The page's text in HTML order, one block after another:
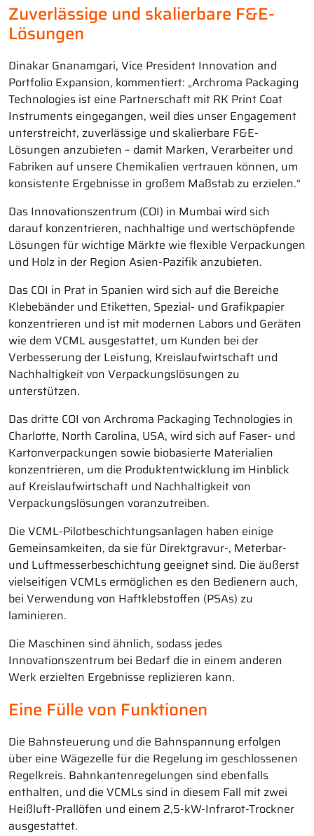
Zuverlässige und skalierbare F&E-
Lösungen
Dinakar Gnanamgari, Vice President Innovation and
Portfolio Expansion, kommentiert: „Archroma Packaging
Technologies ist eine Partnerschaft mit RK Print Coat
Instruments eingegangen, weil dies unser Engagement
unterstreicht, zuverlässige und skalierbare F&E-
Lösungen anzubieten – damit Marken, Verarbeiter und
Fabriken auf unsere Chemikalien vertrauen können, um
konsistente Ergebnisse in großem Maßstab zu erzielen.“
Das Innovationszentrum (COI) in Mumbai wird sich
darauf konzentrieren, nachhaltige und wertschöpfende
Lösungen für wichtige Märkte wie flexible Verpackungen
und Holz in der Region Asien-Pazifik anzubieten.
Das COI in Prat in Spanien wird sich auf die Bereiche
Klebebänder und Etiketten, Spezial- und Grafikpapier
konzentrieren und ist mit modernen Labors und Geräten
wie dem VCML ausgestattet, um Kunden bei der
Verbesserung der Leistung, Kreislaufwirtschaft und
Nachhaltigkeit von Verpackungslösungen zu
unterstützen.
Das dritte COI von Archroma Packaging Technologies in
Charlotte, North Carolina, USA, wird sich auf Faser- und
Kartonverpackungen sowie biobasierte Materialien
konzentrieren, um die Produktentwicklung im Hinblick
auf Kreislaufwirtschaft und Nachhaltigkeit von
Verpackungslösungen voranzutreiben.
Die VCML-Pilotbeschichtungsanlagen haben einige
Gemeinsamkeiten, da sie für Direktgravur-, Meterbar-
und Luftmesserbeschichtung geeignet sind. Die äußerst
vielseitigen VCMLs ermöglichen es den Bedienern auch,
bei Verwendung von Haftklebstoffen (PSAs) zu
laminieren.
Die Maschinen sind ähnlich, sodass jedes
Innovationszentrum bei Bedarf die in einem anderen
Werk erzielten Ergebnisse replizieren kann.
Eine Fülle von Funktionen
Die Bahnsteuerung und die Bahnspannung erfolgen
über eine Wägezelle für die Regelung im geschlossenen
Regelkreis. Bahnkantenregelungen sind ebenfalls
enthalten, und die VCMLs sind in diesem Fall mit zwei
Heißluft-Prallöfen und einem 2,5-kW-Infrarot-Trockner
ausgestattet.